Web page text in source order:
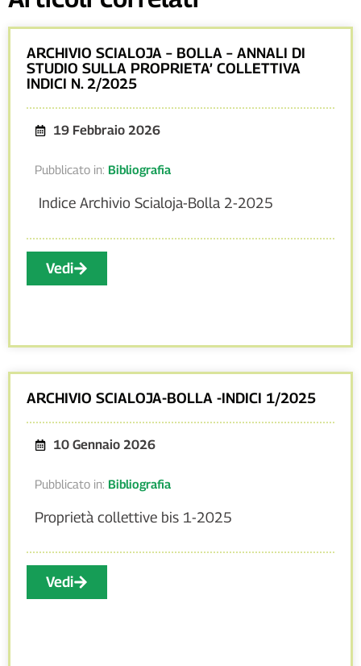
ARCHIVIO SCIALOJA – BOLLA – ANNALI DI
STUDIO SULLA PROPRIETA’ COLLETTIVA
INDICI N. 2/2025
19 Febbraio 2026
Pubblicato in: Bibliografia
Indice Archivio Scialoja-Bolla 2-2025
Vedi
ARCHIVIO SCIALOJA-BOLLA -INDICI 1/2025
10 Gennaio 2026
Pubblicato in: Bibliografia
Proprietà collettive bis 1-2025
Vedi